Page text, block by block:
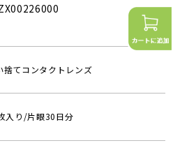
捨てコンタクトレンズ
入り/片眼30日分